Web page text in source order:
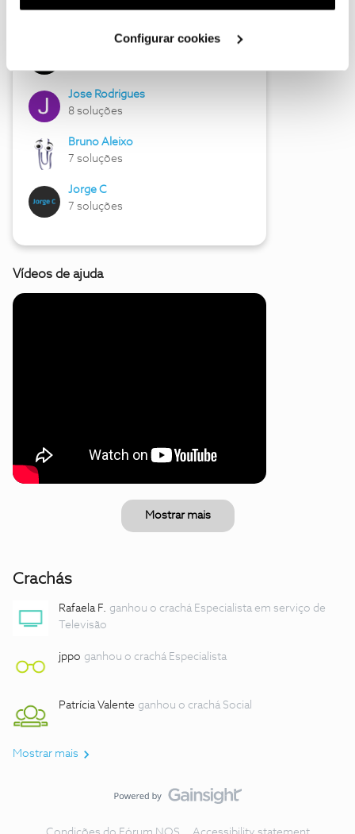
utilização dos cookies clicando em "Configurar
Configurar cookies
Hall of Fame de junho
Jose Rodrigues
8 soluções
Bruno Aleixo
7 soluções
Jorge C
7 soluções
Vídeos de ajuda
Mostrar mais
Crachás
Rafaela F. ganhou o crachá Especialista em serviço de
Televisão
jppo ganhou o crachá Especialista
Patrícia Valente ganhou o crachá Social
Mostrar mais